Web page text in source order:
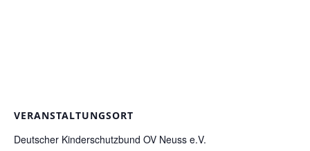
VERANSTALTUNGSORT
Deutscher Kinderschutzbund OV Neuss e.V.